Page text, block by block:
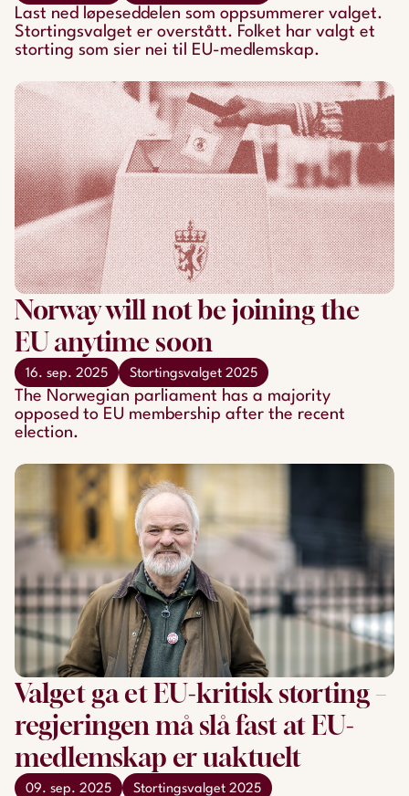
Last ned løpeseddelen som oppsummerer valget.
Stortingsvalget er overstått. Folket har valgt et
storting som sier nei til EU-medlemskap.
Norway will not be joining the
EU anytime soon
16. sep. 2025 Stortingsvalget 2025
The Norwegian parliament has a majority
opposed to EU membership after the recent
election.
Valget ga et EU-kritisk storting –
regjeringen må slå fast at EU-
medlemskap er uaktuelt
09. sep. 2025 Stortingsvalget 2025